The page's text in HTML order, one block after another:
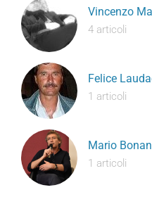
Vincenzo
4 articoli
Felice
1 articoli
Mario
1 articoli